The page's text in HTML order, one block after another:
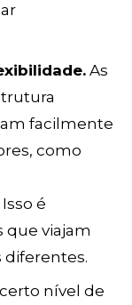
As
facilmente
como
é
que viajam
diferentes.
nível de